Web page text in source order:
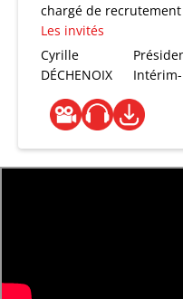
chargé de
Les invités
Cyrille
DÉCHENOIX